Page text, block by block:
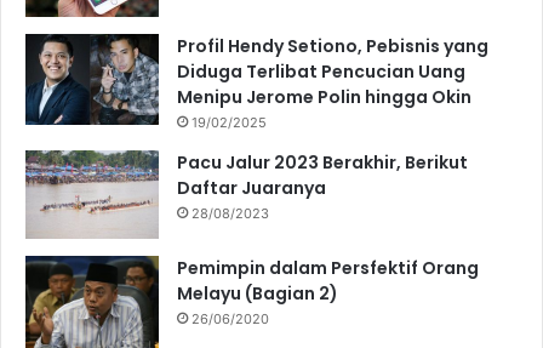
Profil Hendy Setiono, Pebisnis yang
Diduga Terlibat Pencucian Uang
Menipu Jerome Polin hingga Okin
19/02/2025
Pacu Jalur 2023 Berakhir, Berikut
Daftar Juaranya
28/08/2023
Pemimpin dalam Persfektif Orang
Melayu (Bagian 2)
26/06/2020